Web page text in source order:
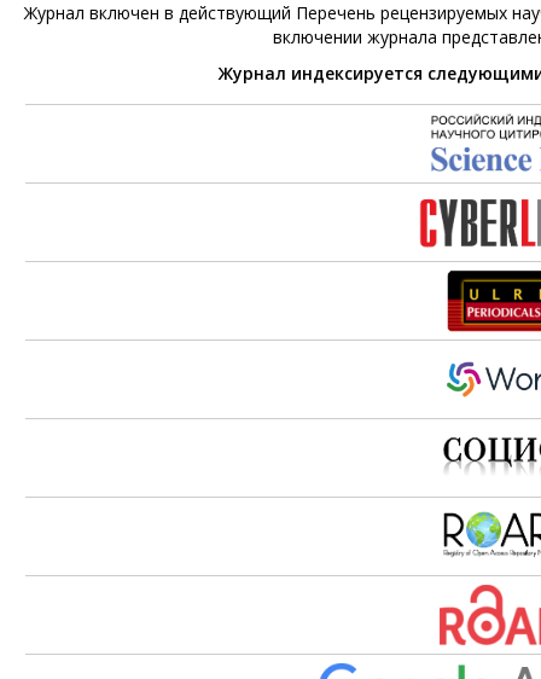
Журнал включен в действующий Перечень рецензируемых
включении журнала
Журнал индексируется